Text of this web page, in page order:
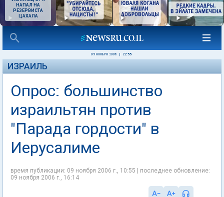
НАПАЛ НА
РЕЗЕРВИСТА
ЦАХАЛА
09 НОЯБРЯ 2006 22:55
ИЗРАИЛЬ
Опрос: большинство
израильтян против
"Парада гордости" в
Иерусалиме
время публикации: 09 ноября 2006 г., 10:55 | последнее обновление:
09 ноября 2006 г., 16:14